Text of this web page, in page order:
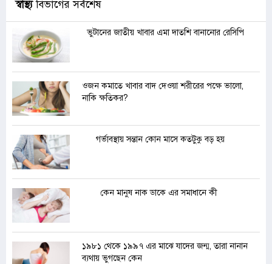
স্বাস্থ্যবিভাগের সর্বশেষ
ভুটানের জাতীয় খাবার এমা দাতশি বানানোর রেসিপি
ওজন কমাতে খাবার বাদ দেওয়া শরীরের পক্ষে ভালো,
নাকি ক্ষতিকর?
গর্ভাবস্থায় সন্তান কোন মাসে কতটুকু বড় হয়
কেন মানুষ নাক ডাকে এর সমাধানে কী
১৯৮১ থেকে ১৯৯৭ এর মাঝে যাদের জন্ম, তারা নানান
ব্যথায় ভুগছেন কেন